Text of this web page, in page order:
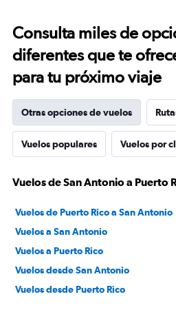
Consulta miles de
diferentes que te
para tu próximo viaje
Otras opciones de vuelos
Vuelos populares Vuelos por
Vuelos de San Antonio a Puerto
Vuelos de Puerto Rico a San Antonio
Vuelos a San Antonio
Vuelos a Puerto Rico
Vuelos desde San Antonio
Vuelos desde Puerto Rico